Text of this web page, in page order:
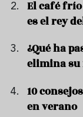
El café
es el rey
¿Qué ha
elimina su
10
en verano